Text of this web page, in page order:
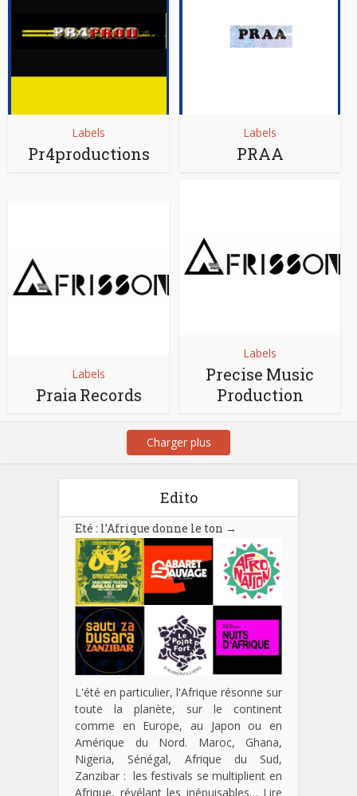
Labels
Pr4productions
Labels
PRAA
Labels
Praia Records
Labels
Precise Music
Production
Charger plus
Edito
Eté : l’Afrique donne le ton →
L'été en particulier, l'Afrique résonne sur
toute la planète, sur le continent
comme en Europe, au Japon ou en
Amérique du Nord. Maroc, Ghana,
Nigeria, Sénégal, Afrique du Sud,
Zanzibar : les festivals se multiplient en
Afrique, révélant les inépuisables… Lire